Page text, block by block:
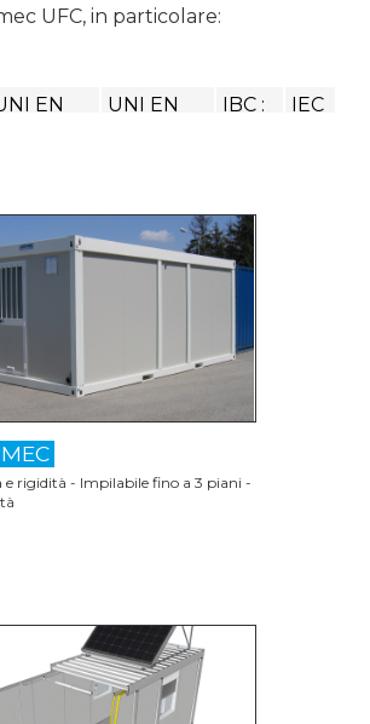
UFC, in particolare:
EN
UNI EN
IBC :
IEC
e rigidità - Impilabile fino a 3 piani -